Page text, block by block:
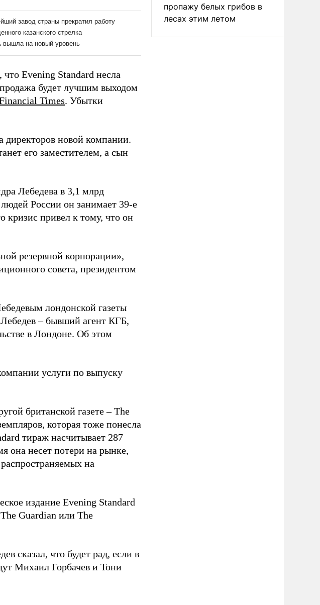
Evening Standard несла
будет лучшим выходом
Times. Убытки
директоров новой компании.
его заместителем, а сын
Лебедева в 3,1 млрд
России он занимает 39-е
кризис привел к тому, что он
резервной корпорации»,
совета, президентом
лондонской газеты
– бывший агент КГБ,
в Лондоне. Об этом
услуги по выпуску
британской газете – The
которая тоже понесла
тираж насчитывает 287
она несет потери на рынке,
на
издание Evening Standard
The Guardian или The
сказал, что будет рад, если в
Михаил Горбачев и Тони
пропажу белых грибов в
лесах этим летом